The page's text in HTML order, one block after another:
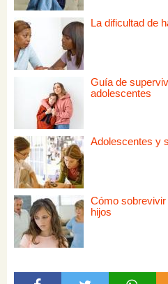
La dificultad de
Guía de
adolescentes
Adolescentes y
Cómo
hijos